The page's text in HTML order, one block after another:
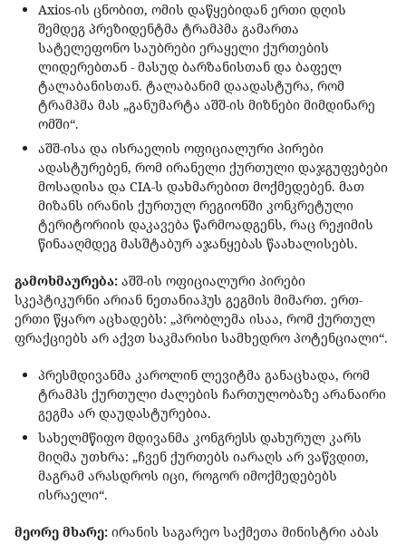
Axios-ის ცნობით, ომის დაწყებიდან ერთი დღის
შემდეგ პრეზიდენტმა ტრამპმა გამართა
სატელეფონო საუბრები ერაყელი ქურთების
ლიდერებთან - მასუდ ბარზანისთან და ბაფელ
ტალაბანისთან. ტალაბანიმ დაადასტურა, რომ
ტრამპმა მას „განუმარტა აშშ-ის მიზნები მიმდინარე
ომში“.
აშშ-ისა და ისრაელის ოფიციალური პირები
ადასტურებენ, რომ ირანელი ქურთული დაჯგუფებები
მოსადისა და CIA-ს დახმარებით მოქმედებენ. მათ
მიზანს ირანის ქურთულ რეგიონში კონკრეტული
ტერიტორიის დაკავება წარმოადგენს, რაც რეჟიმის
წინააღმდეგ მასშტაბურ აჯანყებას წაახალისებს.
გამოხმაურება: აშშ-ის ოფიციალური პირები
სკეპტიკურნი არიან ნეთანიაჰუს გეგმის მიმართ. ერთ-
ერთი წყარო აცხადებს: „პრობლემა ისაა, რომ ქურთულ
ფრაქციებს არ აქვთ საკმარისი სამხედრო პოტენციალი“.
პრესმდივანმა კაროლინ ლევიტმა განაცხადა, რომ
ტრამპს ქურთული ძალების ჩართულობაზე არანაირი
გეგმა არ დაუდასტურებია.
სახელმწიფო მდივანმა კონგრესს დახურულ კარს
მიღმა უთხრა: „ჩვენ ქურთებს იარაღს არ ვაწვდით,
მაგრამ არასდროს იცი, როგორ იმოქმედებებს
ისრაელი“.
მეორე მხარე: ირანის საგარეო საქმეთა მინისტრი აბას